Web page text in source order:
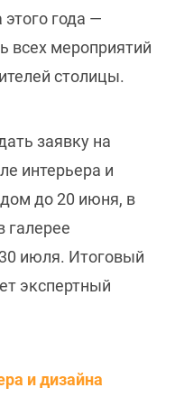
года —
всех мероприятий
столицы.
заявку на
интерьера и
до 20 июня, в
галерее
июля. Итоговый
экспертный
и дизайна